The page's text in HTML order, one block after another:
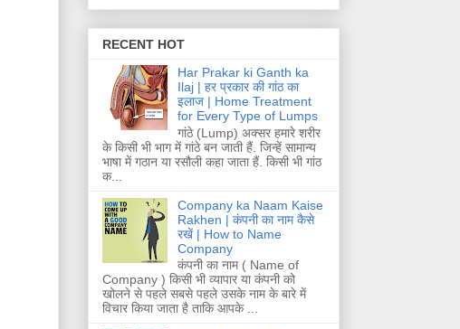
RECENT HOT
Har Prakar ki Ganth ka
Ilaj | हर प्रकार की गांठ का
इलाज | Home Treatment
for Every Type of Lumps
गांठे (Lump) अक्सर हमारे शरीर
के किसी भी भाग में गांठे बन जाती हैं. जिन्हें सामान्य
भाषा में गठान या रसौली कहा जाता हैं. किसी भी गांठ
क...
Company ka Naam Kaise
Rakhen | कंपनी का नाम कैसे
रखें | How to Name
Company
कंपनी का नाम ( Name of
Company ) किसी भी व्यापार या कंपनी को
खोलने से पहले सबसे पहले उसके नाम के बारे में
विचार किया जाता है ताकि आपके ...